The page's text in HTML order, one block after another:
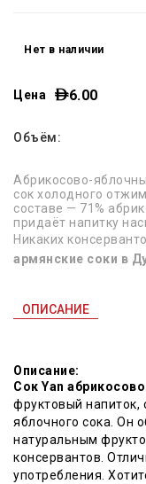
Нет в наличии
Цена 6.00
Объём:
Абрикосово-
сок холодного
составе — 71%
придаёт напитку
Никаких
армянские соки в
ОПИСАНИЕ
Описание:
Сок Yan
фруктовый напиток,
яблочного сока. Он
натуральным
консервантов.
употребления.